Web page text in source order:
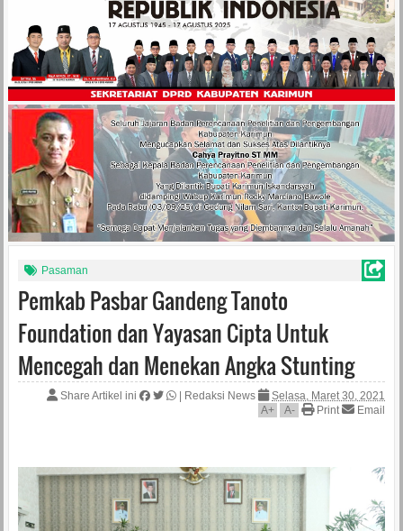
Pasaman
Pemkab Pasbar Gandeng Tanoto
Foundation dan Yayasan Cipta Untuk
Mencegah dan Menekan Angka Stunting
Share Artikel ini Redaksi News
Selasa, Maret 30, 2021
A+ A- Print Email